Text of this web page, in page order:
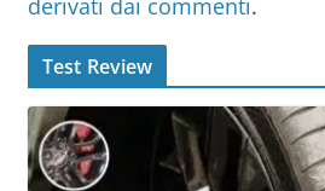
derivati dai commenti.
Test Review